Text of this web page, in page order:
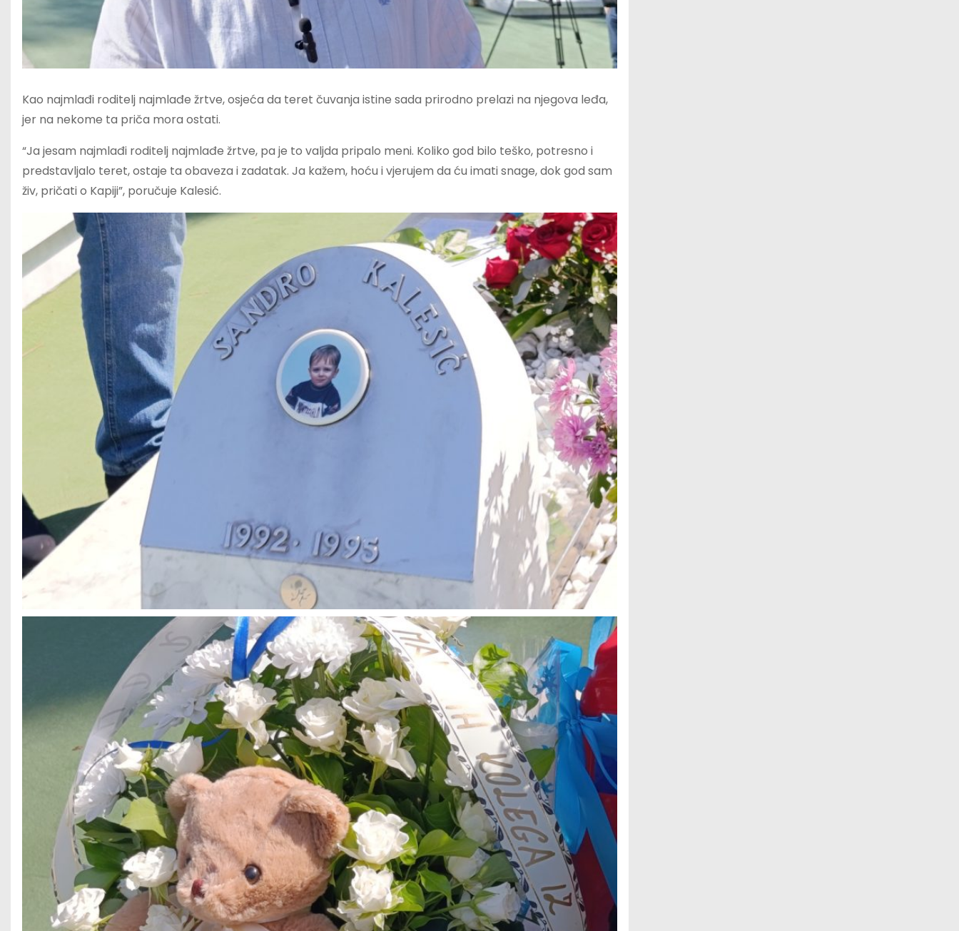
Kao najmlađi roditelj najmlađe žrtve, osjeća da teret čuvanja istine sada prirodno prelazi na njegova leđa,
jer na nekome ta priča mora ostati.
“Ja jesam najmlađi roditelj najmlađe žrtve, pa je to valjda pripalo meni. Koliko god bilo teško, potresno i
predstavljalo teret, ostaje ta obaveza i zadatak. Ja kažem, hoću i vjerujem da ću imati snage, dok god sam
živ, pričati o Kapiji”, poručuje Kalesić.